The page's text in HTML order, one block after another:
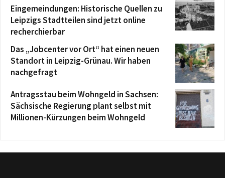
Eingemeindungen: Historische Quellen zu
Leipzigs Stadtteilen sind jetzt online
recherchierbar
Das „Jobcenter vor Ort“ hat einen neuen
Standort in Leipzig-Grünau. Wir haben
nachgefragt
Antragsstau beim Wohngeld in Sachsen:
Sächsische Regierung plant selbst mit
Millionen-Kürzungen beim Wohngeld